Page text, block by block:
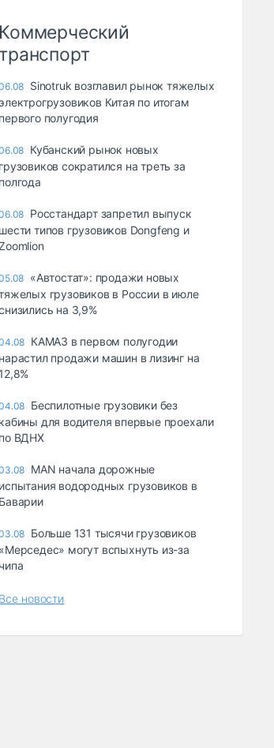
Коммерческий
транспорт
Sinotruk возглавил рынок тяжелых
Китая по итогам
первого полугодия
Кубанский рынок новых
грузовиков сократился на треть за
полгода
Росстандарт запретил выпуск
шести типов грузовиков Dongfeng и
«Автостат»: продажи новых
грузовиков в России в июле
на 3,9%
КАМАЗ в первом полугодии
нарастил продажи машин в лизинг на
12,8%
Беспилотные грузовики без
кабины для водителя впервые проехали
по ВДНХ
MAN начала дорожные
испытания водородных грузовиков в
Баварии
Больше 131 тысячи грузовиков
«Мерседес» могут вспыхнуть из-за
чипа
Все новости